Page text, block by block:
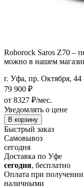
Roborock Saros Z70 –
можно в нашем
г. Уфа, пр. Октября, 44
79 900 ₽
от 8327 ₽/мес.
Уведомлять о цене
В корзину
Быстрый заказ
Самовывоз
сегодня
Доставка по Уфе
сегодня, бесплатно
Оплата при получении
наличными